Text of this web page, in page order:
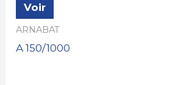
Voir
ARNABAT
A 150/1000